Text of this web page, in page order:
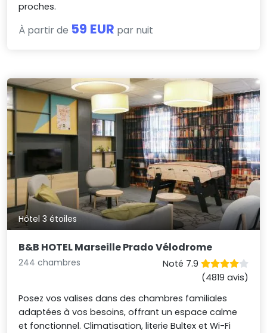
proches.
À partir de 59 EUR par nuit
Hôtel 3 étoiles
B&B HOTEL Marseille Prado Vélodrome
244 chambres
Noté 7.9
(4819 avis)
Posez vos valises dans des chambres familiales
adaptées à vos besoins, offrant un espace calme
et fonctionnel. Climatisation, literie Bultex et Wi-Fi